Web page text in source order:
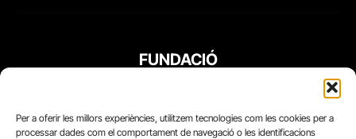
Per a oferir les millors experiències, utilitzem tecnologies com les cookies per a
processar dades com el comportament de navegació o les identificacions
FUNDACIÓ